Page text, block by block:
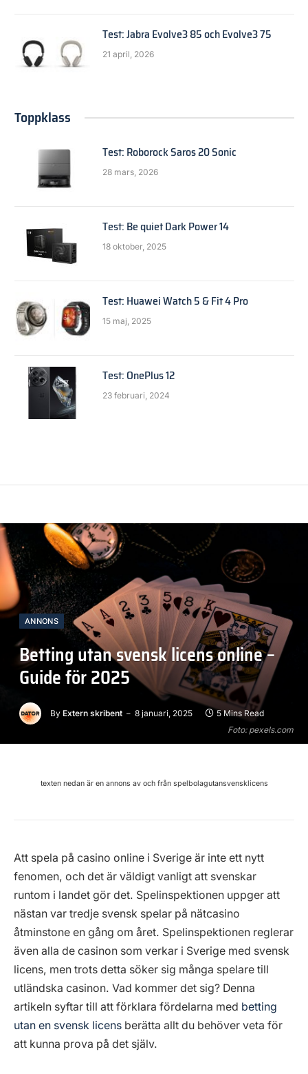
Test: Jabra Evolve3 85 och Evolve3 75
21 april, 2026
Toppklass
Test: Roborock Saros 20 Sonic
28 mars, 2026
Test: Be quiet Dark Power 14
18 oktober, 2025
Test: Huawei Watch 5 & Fit 4 Pro
15 maj, 2025
Test: OnePlus 12
23 februari, 2024
Foto: pexels.com
ANNONS
Betting utan svensk licens online –
Guide för 2025
By Extern skribent 8 januari, 2025 5 Mins Read
texten nedan är en annons av och från spelbolagutansvensklicens
Att spela på casino online i Sverige är inte ett nytt
fenomen, och det är väldigt vanligt att svenskar
runtom i landet gör det. Spelinspektionen uppger att
nästan var tredje svensk spelar på nätcasino
åtminstone en gång om året. Spelinspektionen reglerar
även alla de casinon som verkar i Sverige med svensk
licens, men trots detta söker sig många spelare till
utländska casinon. Vad kommer det sig? Denna
artikeln syftar till att förklara fördelarna med betting
utan en svensk licens berätta allt du behöver veta för
att kunna prova på det själv.